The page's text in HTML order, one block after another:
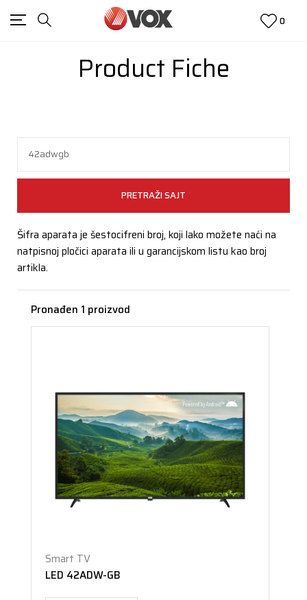
0
Product Fiche
PRETRAŽI SAJT
Šifra aparata je šestocifreni broj, koji lako možete naći na
natpisnoj pločici aparata ili u garancijskom listu kao broj
artikla.
Pronađen 1 proizvod
Smart TV
LED 42ADW-GB